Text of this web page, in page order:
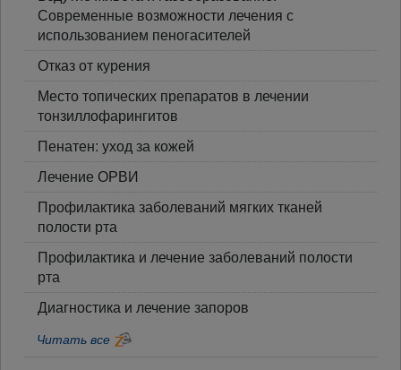
Современные возможности лечения с
использованием пеногасителей
Отказ от курения
Место топических препаратов в лечении
тонзиллофарингитов
Пенатен: уход за кожей
Лечение ОРВИ
Профилактика заболеваний мягких тканей
полости рта
Профилактика и лечение заболеваний полости
рта
Диагностика и лечение запоров
Читать все